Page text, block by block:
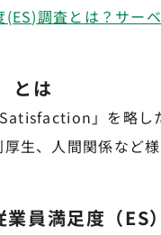
(ES)調査とは？サー
とは
」を略し
生、人間関係など
員満足度（ES